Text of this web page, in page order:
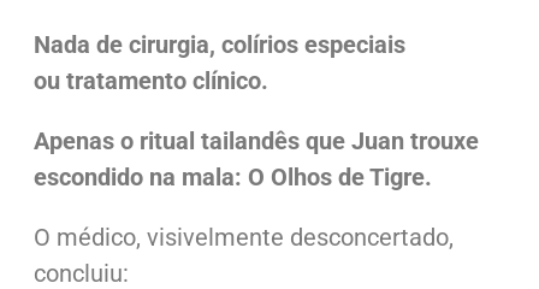
Nada de cirurgia, colírios especiais
ou tratamento clínico.
Apenas o ritual tailandês que Juan trouxe
escondido na mala: O Olhos de Tigre.
O médico, visivelmente desconcertado,
concluiu: